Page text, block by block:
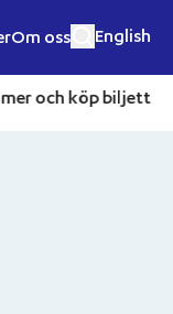
Om oss English
mer och köp biljett